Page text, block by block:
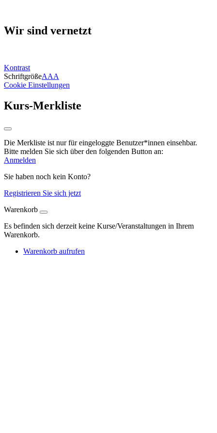
Wir sind vernetzt
Kontrast
SchriftgrößeAAA
Cookie Einstellungen
Kurs-Merkliste
Die Merkliste ist nur für eingeloggte Benutzer*innen einsehbar.
Bitte melden Sie sich über den folgenden Button an:
Anmelden
Sie haben noch kein Konto?
Registrieren Sie sich jetzt
Warenkorb
Es befinden sich derzeit keine Kurse/Veranstaltungen in Ihrem
Warenkorb.
Warenkorb aufrufen